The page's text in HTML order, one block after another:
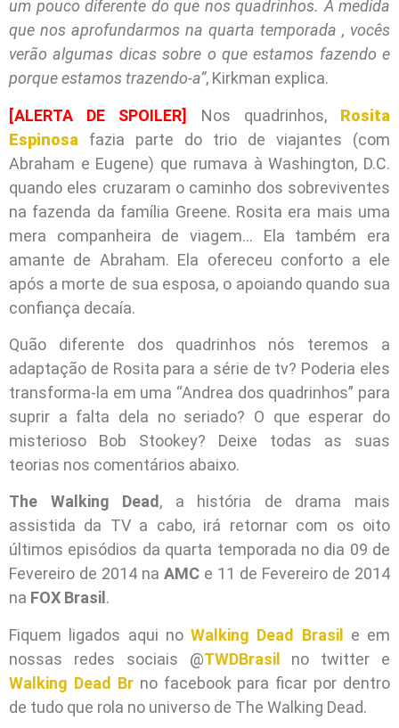
um pouco diferente do que nos quadrinhos. À medida
que nos aprofundarmos na quarta temporada , vocês
verão algumas dicas sobre o que estamos fazendo e
porque estamos trazendo-a”, Kirkman explica.
[ALERTA DE SPOILER]
Nos quadrinhos, Rosita
Espinosa fazia parte do trio de viajantes (com
Abraham e Eugene) que rumava à Washington, D.C.
quando eles cruzaram o caminho dos sobreviventes
na fazenda da família Greene. Rosita era mais uma
mera companheira de viagem… Ela também era
amante de Abraham. Ela ofereceu conforto a ele
após a morte de sua esposa, o apoiando quando sua
confiança decaía.
Quão diferente dos quadrinhos nós teremos a
adaptação de Rosita para a série de tv? Poderia eles
transforma-la em uma “Andrea dos quadrinhos” para
suprir a falta dela no seriado? O que esperar do
misterioso Bob Stookey? Deixe todas as suas
teorias nos comentários abaixo.
The Walking Dead, a história de drama mais
assistida da TV a cabo, irá retornar com os oito
últimos episódios da quarta temporada no dia 09 de
Fevereiro de 2014 na AMC e 11 de Fevereiro de 2014
na FOX Brasil .
Fiquem ligados aqui no Walking Dead Brasil e em
nossas redes sociais @TWDBrasil no twitter e
Walking Dead Brno facebook para ficar por dentro
de tudo que rola no universo de The Walking Dead.